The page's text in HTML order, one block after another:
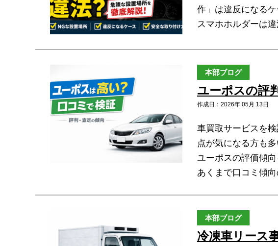
作」は違反になる
スマホホルダーは
本部ブログ
ユーポスの評
作成日：2026年 05月 13日
車買取サービスを
点が気になる方も
ユーポスの評価傾
あくまで口コミ傾
本部ブログ
冷凍車リース